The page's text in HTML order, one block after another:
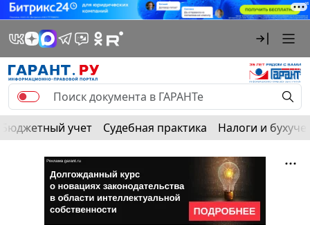
Бюджетный учет Судебная практика Налоги и